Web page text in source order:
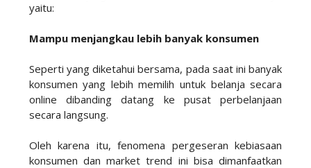
yaitu:
Mampu menjangkau lebih banyak konsumen
Seperti yang diketahui bersama, pada saat ini banyak
konsumen yang lebih memilih untuk belanja secara
online dibanding datang ke pusat perbelanjaan
secara langsung.
Oleh karena itu, fenomena pergeseran kebiasaan
konsumen dan market trend ini bisa dimanfaatkan